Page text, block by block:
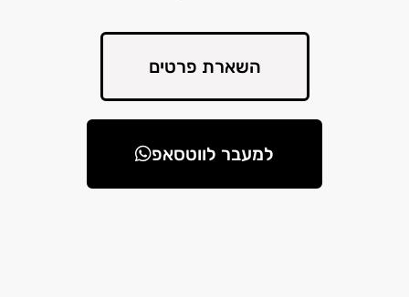
השארת פרטים
למעבר לווטסאפ